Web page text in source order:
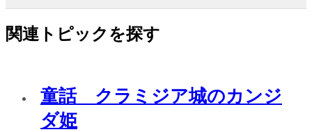
関連トピックを探す
童話 クラミジア城のカンジ
ダ姫